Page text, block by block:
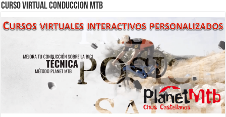
CURSO VIRTUAL CONDUCCION MTB